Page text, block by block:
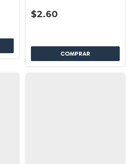
$2.60